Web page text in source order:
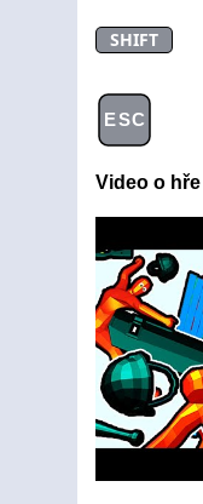
SHIFT
ESC
Video o hře